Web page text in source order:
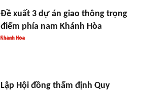
Đề xuất 3 dự án giao thông trọng
điểm phía nam Khánh Hòa
Lập Hội đồng thẩm định Quy